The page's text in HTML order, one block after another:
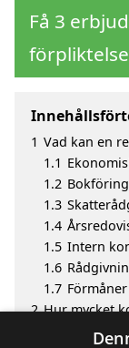
Få 3
1 Vad kan en
1.1
1.2
1.3
1.4
1.5 Intern
1.6
1.7
2 Hur mycket
Fördelar